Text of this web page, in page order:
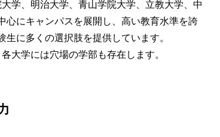
学、明治大学、青山学院大学、立教大学、中
心にキャンパスを展開し、高い教育水準を誇
に多くの選択肢を提供しています。
大学には穴場の学部も存在します。